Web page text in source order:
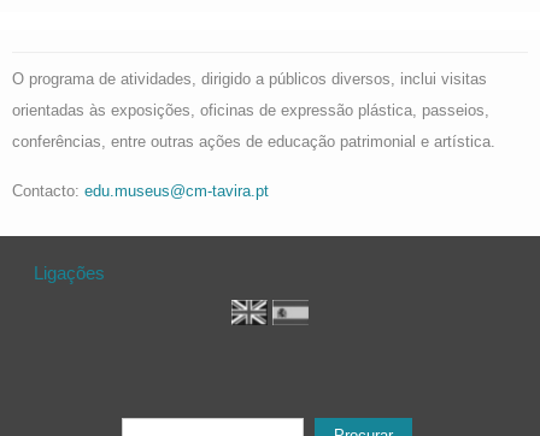
O programa de atividades, dirigido a públicos diversos, inclui visitas
orientadas às exposições, oficinas de expressão plástica, passeios,
conferências, entre outras ações de educação patrimonial e artística.
Contacto: edu.museus@cm-tavira.pt
Ligações
Formulário de procura